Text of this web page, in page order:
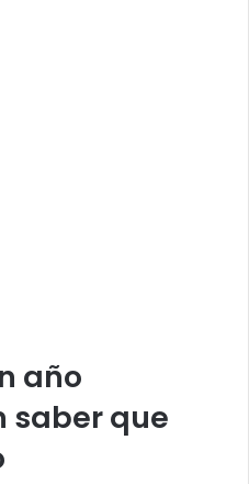
año
saber que